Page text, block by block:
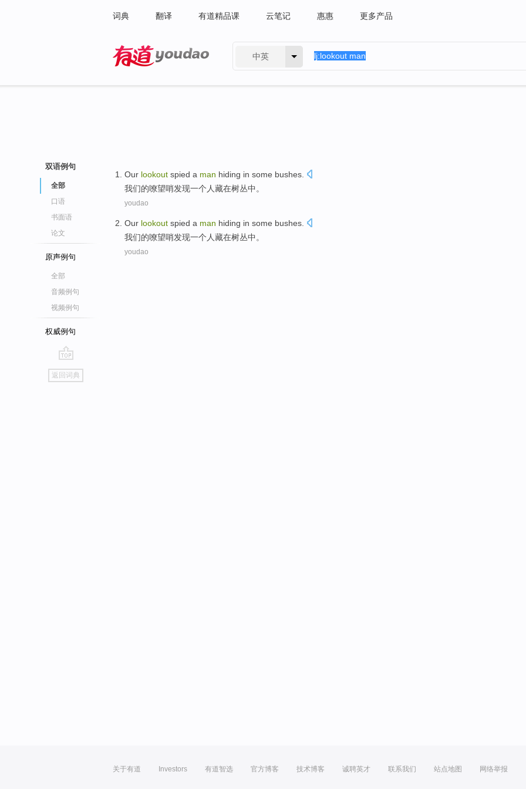
词典 翻译 有道精品课 云笔记 惠惠 更多产品
中英
双语例句
全部
口语
书面语
论文
原声例句
全部
音频例句
视频例句
权威例句
go
top
返回词典
Our lookout spied a man hiding in some bushes
我们的嘹望哨发现一个 人藏在树丛中。
youdao
Our lookout spied a man hiding in some bushes
我们的嘹望哨发现一个 人藏在树丛中。
youdao
关于有道 Investors 有道智选 官方博客 技术博客 诚聘英才 联系我们 站点地图 网络举报